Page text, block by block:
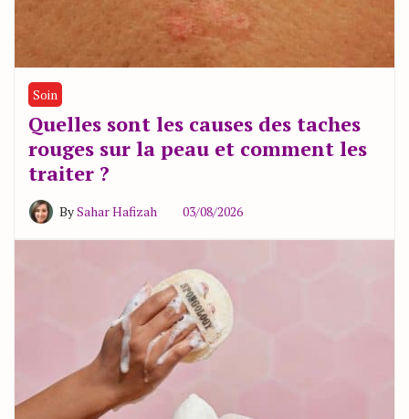
Soin
Quelles sont les causes des taches
rouges sur la peau et comment les
traiter ?
BySahar Hafizah 03/08/2026